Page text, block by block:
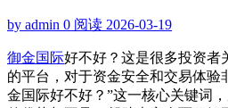
by admin 0 阅读 2026-03-19
御金国际好不好？这是很多投资者
的平台，对于资金安全和交易体验
金国际好不好？”这一核心关键词